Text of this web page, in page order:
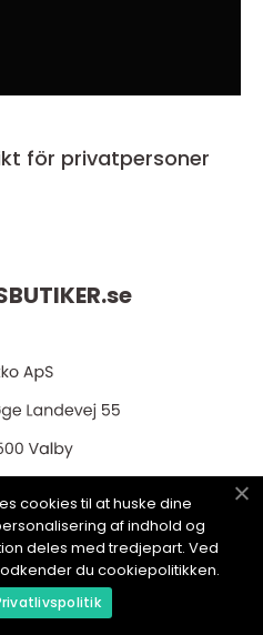
översikt för privatpersoner
se
cookies til at huske dine
af indhold og
deles med tredjepart. Ved
du cookiepolitikken.